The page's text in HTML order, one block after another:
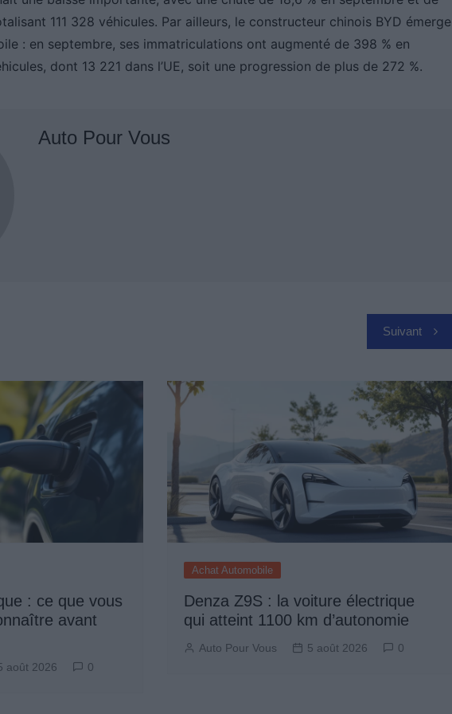
111 328 véhicules. Par ailleurs, le constructeur chinois BYD émerge
: en septembre, ses immatriculations ont augmenté de 398 % en
dont 13 221 dans l’UE, soit une progression de plus de 272 %.
Auto Pour Vous
Suivant
: ce que vous
avant
août 2026 0
Achat Automobile
Denza Z9S : la voiture électrique
qui atteint 1100 km d’autonomie
Auto Pour Vous 5 août 2026 0